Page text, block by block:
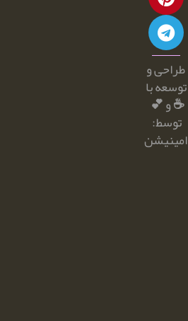
طراحی و
توسعه با
☕ و 💕
توسط:
امینیشن